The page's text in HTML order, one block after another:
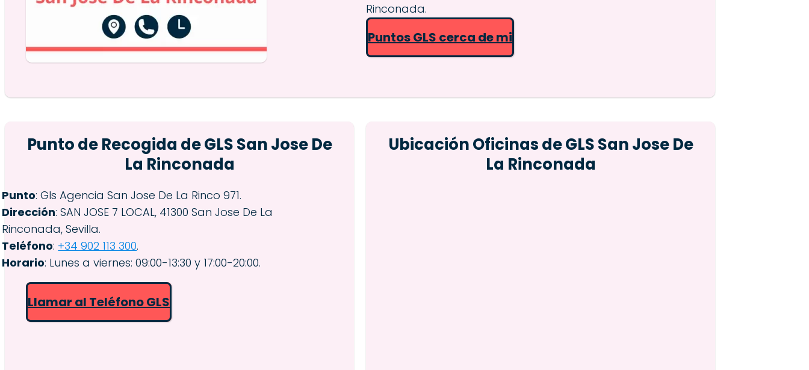
Rinconada.
Puntos GLS cerca de mi
Punto de Recogida de GLS San Jose De
La Rinconada
Punto: Gls Agencia San Jose De La Rinco 971.
Dirección: SAN JOSE 7 LOCAL, 41300 San Jose De La
Rinconada, Sevilla.
Teléfono: +34 902 113 300.
Horario: Lunes a viernes: 09:00-13:30 y 17:00-20:00.
Llamar al Teléfono GLS
Ubicación Oficinas de GLS San Jose De
La Rinconada